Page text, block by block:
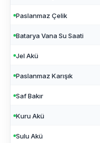
Paslanmaz Çelik
Batarya Vana Su Saati
Jel Akü
Paslanmaz Karışık
Saf Bakır
Kuru Akü
Sulu Akü